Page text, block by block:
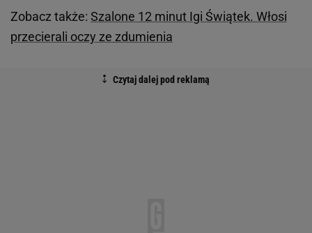
Zobacz także: Szalone 12 minut Igi Świątek. Włosi
przecierali oczy ze zdumienia